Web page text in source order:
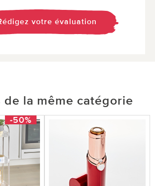
votre évaluation
la même catégorie
-50%